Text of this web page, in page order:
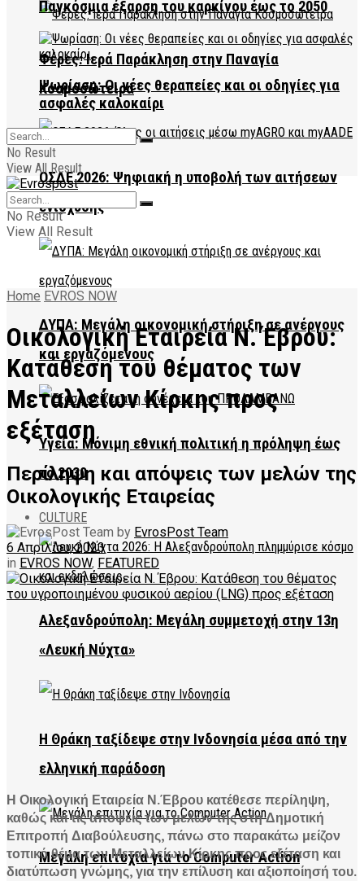
Φέρες: Ιερά Παράκληση στην Παναγία
Κοσμοσώτειρα
ΟΣΔΕ 2026: Ψηφιακή η υποβολή των αιτήσεων
ενίσχυσης
ΔΥΠΑ: Μεγάλη οικονομική στήριξη σε ανέργους
και εργαζόμενους
Υγεία: Μόνιμη εθνική πολιτική η πρόληψη έως
το 2030
CULTURE
Αλεξανδρούπολη: Μεγάλη συμμετοχή στην 13η
«Λευκή Νύχτα»
Η Θράκη ταξίδεψε στην Ινδονησία μέσα από την
ελληνική παράδοση
Μεγάλη επιτυχία για το Computer Action
Παγκόσμια έξαρση του καρκίνου έως το 2050
Ψωρίαση: Οι νέες θεραπείες και οι οδηγίες για
ασφαλές καλοκαίρι
No Result
View All Result
No Result
View All Result
Home EVROS NOW
Οικολογική Εταιρεία Ν. Έβρου:
Κατάθεση του θέματος των
Μεταλλείων Κίρκης προς
εξέταση
Περίληψη και απόψεις των μελών της
Οικολογικής Εταιρείας
by EvrosPost Team
6 Απριλίου, 2023
in EVROS NOW, FEATURED
Η Οικολογική Εταιρεία Ν.Έβρου κατέθεσε περίληψη,
καθώς και τις απόψεις των μελών της στη Δημοτική
Επιτροπή Διαβούλευσης, πάνω στο παρακάτω μείζον
τοπικό θέμα των Μεταλλείων Κίρκης προς εξέταση και
διατύπωση γνώμης, για την επίλυση και αξιοποίησή του.